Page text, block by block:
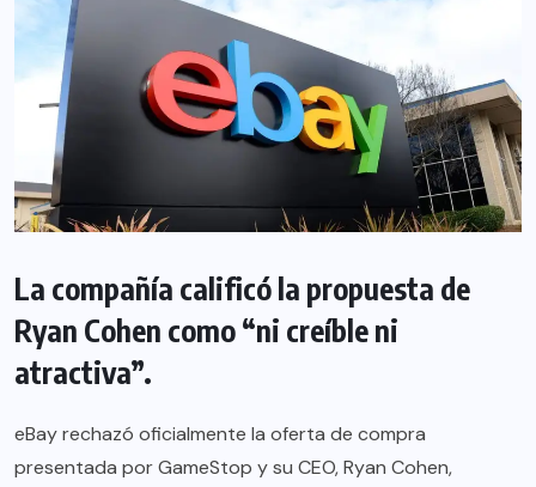
La compañía calificó la propuesta de
Ryan Cohen como “ni creíble ni
atractiva”.
eBay rechazó oficialmente la oferta de compra
presentada por GameStop y su CEO, Ryan Cohen,